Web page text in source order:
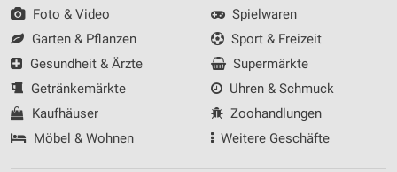
Foto & Video
Garten & Pflanzen
Gesundheit & Ärzte
Getränkemärkte
Kaufhäuser
Möbel & Wohnen
Spielwaren
Sport & Freizeit
Supermärkte
Uhren & Schmuck
Zoohandlungen
Weitere Geschäfte